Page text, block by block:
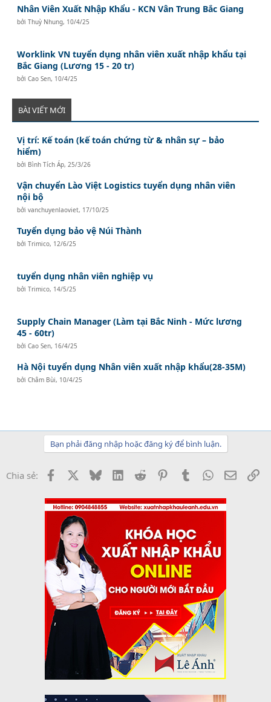
Nhân Viên Xuất Nhập Khẩu - KCN Vân Trung Bắc Giang
bởiThuỳ Nhung, 10/4/25
Worklink VN tuyển dụng nhân viên xuất nhập khẩu tại
Bắc Giang (Lương 15 - 20 tr)
bởiCao Sen, 10/4/25
BÀI VIẾT MỚI
Vị trí: Kế toán (kế toán chứng từ & nhân sự – bảo
hiểm)
bởi Bình Tích Áp, 25/3/26
Vận chuyển Lào Việt Logistics tuyển dụng nhân viên
nội bộ
bởivanchuyenlaoviet, 17/10/25
Tuyển dụng bảo vệ Núi Thành
bởiTrimico, 12/6/25
tuyển dụng nhân viên nghiệp vụ
bởiTrimico, 14/5/25
Supply Chain Manager (Làm tại Bắc Ninh - Mức lương
45 - 60tr)
bởiCao Sen, 16/4/25
Hà Nội tuyển dụng Nhân viên xuất nhập khẩu(28-35M)
bởiChâm Bùi, 10/4/25
Bạn phải đăng nhập hoặc đăng ký để bình luận.
Chia sẻ: Facebook BlueskyLinkedInReddit PinterestTumblrWhatsApp
Email